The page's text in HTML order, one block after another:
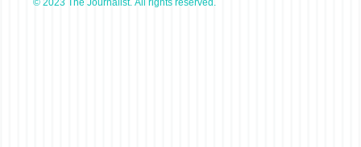
© 2023 The Journalist. All rights reserved.